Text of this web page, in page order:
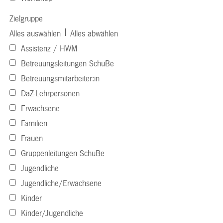
Zielgruppe
Alles auswählen
Alles abwählen
Assistenz / HWM
Betreuungsleitungen SchuBe
Betreuungsmitarbeiter:in
DaZ-Lehrpersonen
Erwachsene
Familien
Frauen
Gruppenleitungen SchuBe
Jugendliche
Jugendliche/Erwachsene
Kinder
Kinder/Jugendliche